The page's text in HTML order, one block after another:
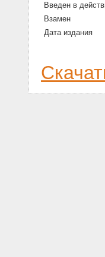
Введен в
Взамен
Дата издания